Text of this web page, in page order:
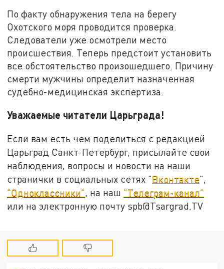
По факту обнаружения тела на берегу
Охотского моря проводится проверка.
Следователи уже осмотрели место
происшествия. Теперь предстоит установить
все обстоятельство произошедшего. Причину
смерти мужчины определит назначенная
судебно-медицинская экспертиза.
Уважаемые читатели Царьграда!
Если вам есть чем поделиться с редакцией
Царьград Санкт-Петербург, присылайте свои
наблюдения, вопросы и новости на наши
странички в социальных сетях "Вконтакте",
"Одноклассники" , на наш "Телеграм-канал"
или на электронную почту spb@Tsargrad.TV